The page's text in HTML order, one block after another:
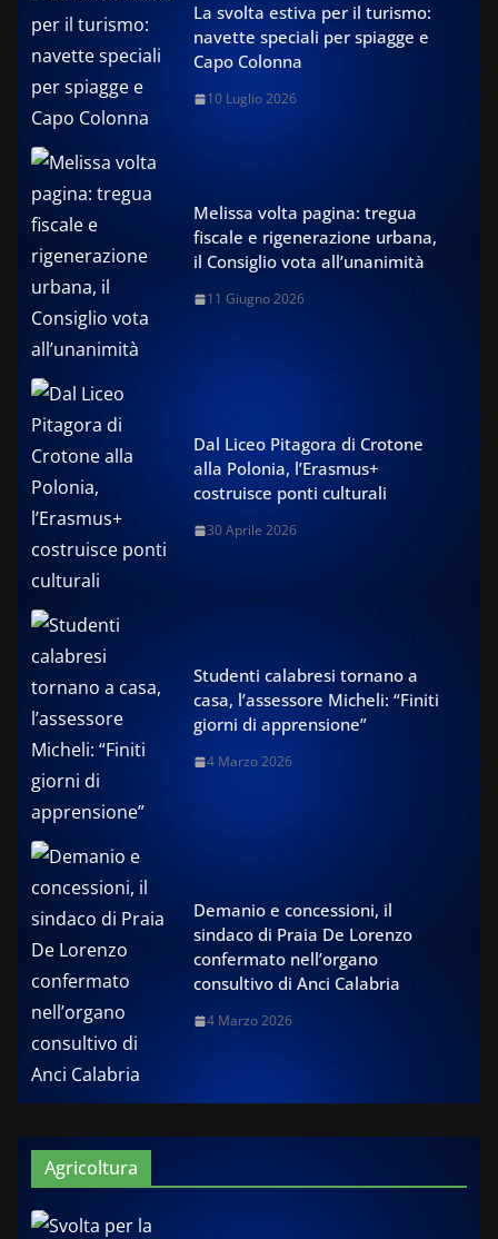
La svolta estiva per il turismo:
navette speciali per spiagge e
Capo Colonna
10 Luglio 2026
Melissa volta pagina: tregua
fiscale e rigenerazione urbana,
il Consiglio vota all’unanimità
11 Giugno 2026
Dal Liceo Pitagora di Crotone
alla Polonia, l’Erasmus+
costruisce ponti culturali
30 Aprile 2026
Studenti calabresi tornano a
casa, l’assessore Micheli: “Finiti
giorni di apprensione”
4 Marzo 2026
Demanio e concessioni, il
sindaco di Praia De Lorenzo
confermato nell’organo
consultivo di Anci Calabria
4 Marzo 2026
Agricoltura